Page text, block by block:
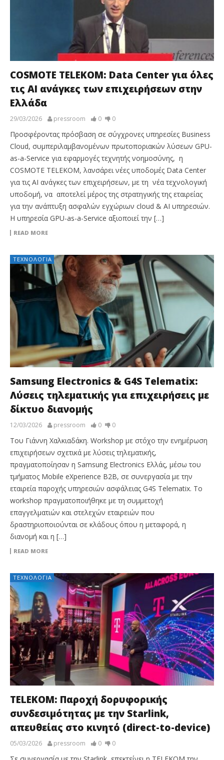
COSMOTE TELEKOM: Data Center για όλες
τις ΑΙ ανάγκες των επιχειρήσεων στην
Ελλάδα
29/03/2026 pressroom 0 0
Προσφέροντας πρόσβαση σε σύγχρονες υπηρεσίες Business
Cloud, συμπεριλαμβανομένων πρωτοποριακών λύσεων GPU-
as-a-Service για εφαρμογές τεχνητής νοημοσύνης, η
COSMOTE TELEKOM, λανσάρει νέες υποδομές Data Center
για τις ΑΙ ανάγκες των επιχειρήσεων, με τη νέα τεχνολογική
υποδομή, να αποτελεί μέρος της στρατηγικής της εταιρείας
για την ανάπτυξη ασφαλών εγχώριων cloud & AI υπηρεσιών.
Η υπηρεσία GPU-as-a-Service αξιοποιεί την […]
READ MORE
ΤΕΧΝΟΛΟΓΊΑ
Samsung Electronics & G4S Telematix:
Λύσεις τηλεματικής για επιχειρήσεις με
δίκτυο διανομής
12/03/2026 pressroom 0 0
Του Γιάννη Χαλκιαδάκη. Workshop με στόχο την ενημέρωση
επιχειρήσεων σχετικά με λύσεις τηλεματικής,
πραγματοποίησαν η Samsung Electronics Ελλάς, μέσω του
τμήματος Mobile eXperience B2B, σε συνεργασία με την
εταιρεία παροχής υπηρεσιών ασφάλειας G4S Telematix. Το
workshop πραγματοποιήθηκε με τη συμμετοχή
επαγγελματιών και στελεχών εταιρειών που
δραστηριοποιούνται σε κλάδους όπου η μεταφορά, η
διανομή και η […]
READ MORE
ΤΕΧΝΟΛΟΓΊΑ
TELEKOM: Παροχή δορυφορικής
συνδεσιμότητας με την Starlink,
απευθείας στο κινητό (direct-to-device)
05/03/2026 pressroom 0 0